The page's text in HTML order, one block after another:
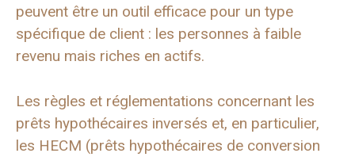
peuvent être un outil efficace pour un type
spécifique de client : les personnes à faible
revenu mais riches en actifs.
Les règles et réglementations concernant les
prêts hypothécaires inversés et, en particulier,
les HECM (prêts hypothécaires de conversion